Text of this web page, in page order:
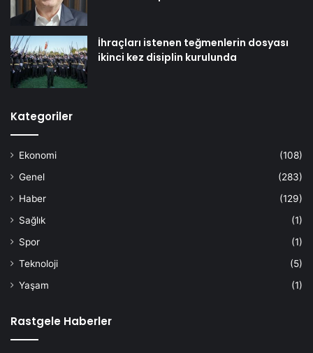
İhraçları istenen teğmenlerin dosyası
ikinci kez disiplin kurulunda
Kategoriler
Ekonomi
(108)
Genel
(283)
Haber
(129)
Sağlık
(1)
Spor
(1)
Teknoloji
(5)
Yaşam
(1)
Rastgele Haberler